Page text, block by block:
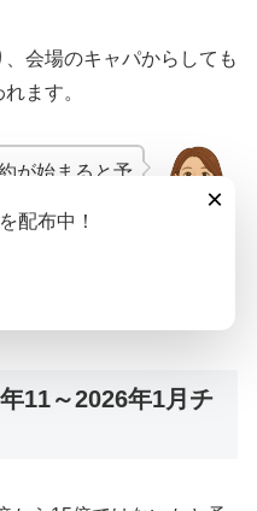
会場のキャパからしても
ます。
が始まると予
11～2026年1月チ
×
配布中！